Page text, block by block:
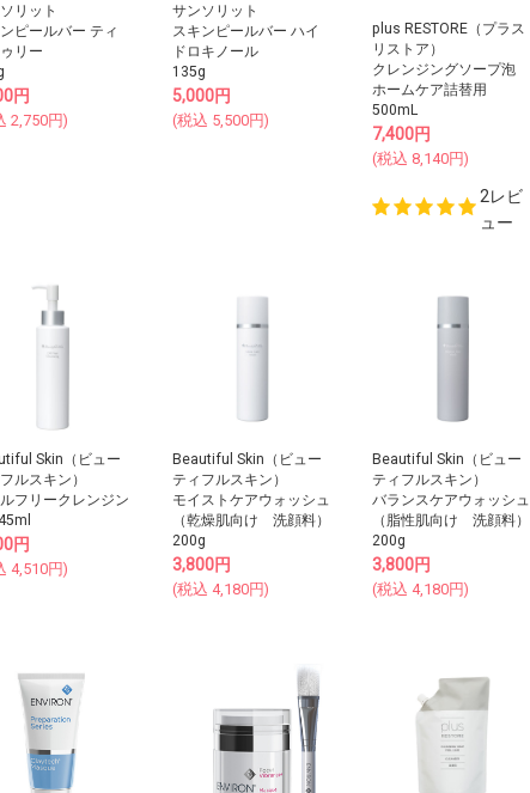
リット
ピールバー ティ
リー
円
2,750円)
サンソリット
スキンピールバー ハイ
ドロキノール
135g
5,000円
(税込 5,500円)
plus RESTORE（プラス
リストア）
クレンジングソープ泡
ホームケア詰替用
500mL
7,400円
(税込 8,140円)
2レビ
ュー
Skin（ビュー
ルスキン）
フリークレンジン
円
4,510円)
Beautiful Skin（ビュー
ティフルスキン）
モイストケアウォッシュ
（乾燥肌向け 洗顔料）
200g
3,800円
(税込 4,180円)
Beautiful Skin（ビュー
ティフルスキン）
バランスケアウォッシュ
（脂性肌向け 洗顔料）
200g
3,800円
(税込 4,180円)